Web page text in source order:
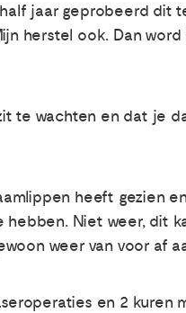
jaar geprobeerd dit
herstel ook. Dan
te wachten en dat je
heeft gezien
hebben. Niet weer, dit
weer van voor af
en 2 kuren